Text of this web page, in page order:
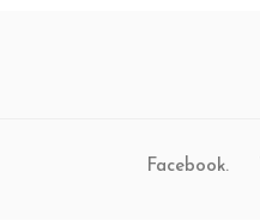
Facebook.